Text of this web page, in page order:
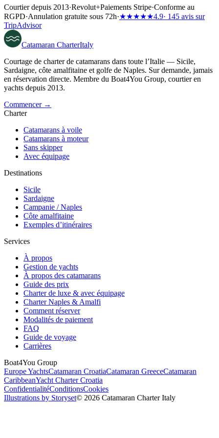
Courtier depuis 2013·Revolut+Paiements Stripe·Conforme au
RGPD·Annulation gratuite sous 72h·★★★★★4.9· 145 avis sur
TripAdvisor
Catamaran CharterItaly
Courtage de charter de catamarans dans toute l’Italie — Sicile,
Sardaigne, côte amalfitaine et golfe de Naples. Sur demande, jamais
en réservation directe. Membre du Boat4You Group, courtier en
yachts depuis 2013.
Commencer →
Charter
Catamarans à voile
Catamarans à moteur
Sans skipper
Avec équipage
Destinations
Sicile
Sardaigne
Campanie / Naples
Côte amalfitaine
Exemples d’itinéraires
Services
À propos
Gestion de yachts
À propos des catamarans
Guide des prix
Charter de luxe & avec équipage
Charter Naples & Amalfi
Comment réserver
Modalités de paiement
FAQ
Guide de voyage
Carrières
Boat4You Group
Europe YachtsCatamaran CroatiaCatamaran GreeceCatamaran
CaribbeanYacht Charter Croatia
ConfidentialitéConditionsCookies
Illustrations by Storyset© 2026 Catamaran Charter Italy